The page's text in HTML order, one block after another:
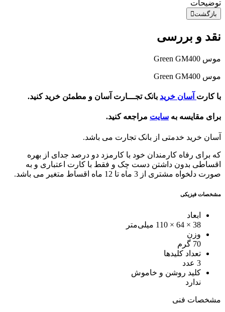
توضیحات
بازگشت
نقد و بررسی
موس Green GM400
موس Green GM400
با کارت آسان خرید بانک تجـــارت آسان و مطمئن خرید کنید.
برای مقایسه به سایت مراجعه کنید.
آسان خرید خدمتی از بانک تجارت می باشد.
که برای رفاه کارمندان خود با کارمزد دو درصد جدای از بهره
اقساطی بدون داشتن دست چک و فقط با کارت اعتباری و به
صورت دلخواه مشتری از 3 ماه تا 12 ماه اقساط متغیر می باشد.
مشخصات فیزیکی
ابعاد
38 × 64 × 110 میلی‌متر
وزن
70 گرم
تعداد کلیدها
3 عدد
کلید روشن و خاموش
ندارد
مشخصات فنی